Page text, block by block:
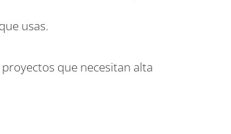
usas.
que necesitan alta